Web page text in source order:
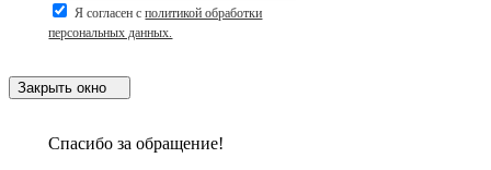
Я согласен сполитикой обработки
персональных данных.
Закрыть окно
Спасибо за обращение!